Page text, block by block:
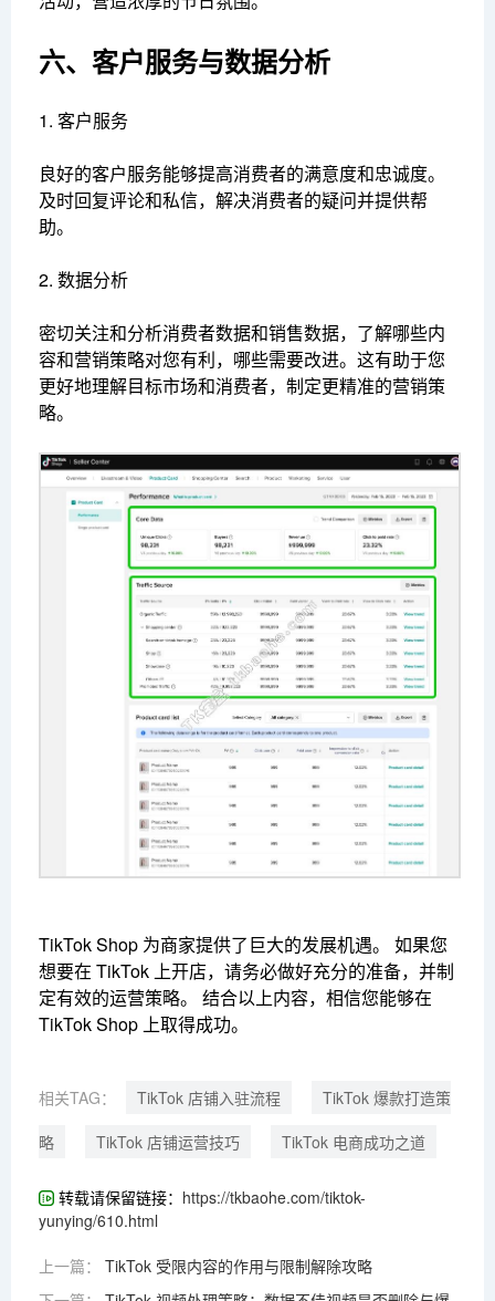
六、客户服务与数据分析
1. 客户服务
良好的客户服务能够提高消费者的满意度和忠诚度。
及时回复评论和私信，解决消费者的疑问并提供帮
助。
2. 数据分析
密切关注和分析消费者数据和销售数据，了解哪些内
容和营销策略对您有利，哪些需要改进。这有助于您
更好地理解目标市场和消费者，制定更精准的营销策
略。
TikTok Shop 为商家提供了巨大的发展机遇。 如果您
想要在 TikTok 上开店，请务必做好充分的准备，并制
定有效的运营策略。 结合以上内容，相信您能够在
TikTok Shop 上取得成功。
相关TAG： TikTok 店铺入驻流程
TikTok 爆款打造策
略
TikTok 店铺运营技巧 TikTok 电商成功之道
转载请保留链接： https://tkbaohe.com/tiktok-
yunying/610.html
上一篇：
TikTok 受限内容的作用与限制解除攻略